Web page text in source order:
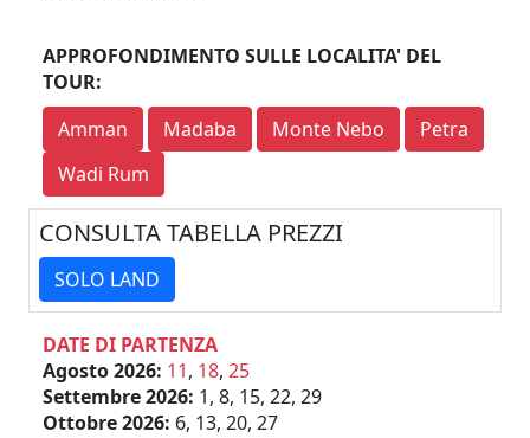
APPROFONDIMENTO SULLE LOCALITA' DEL
TOUR:
Amman
Madaba Monte Nebo
Petra
Wadi Rum
CONSULTA TABELLA PREZZI
SOLO LAND
DATE DI PARTENZA
Agosto 2026: 11, 18, 25
Settembre 2026: 1, 8, 15, 22, 29
Ottobre 2026: 6, 13, 20, 27